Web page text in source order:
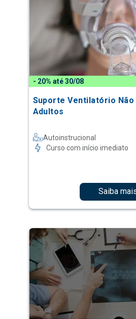
- 20% até 30/08
Suporte Ventilatório Não
Adultos
Autoinstrucional
Curso com início imediato
Saiba